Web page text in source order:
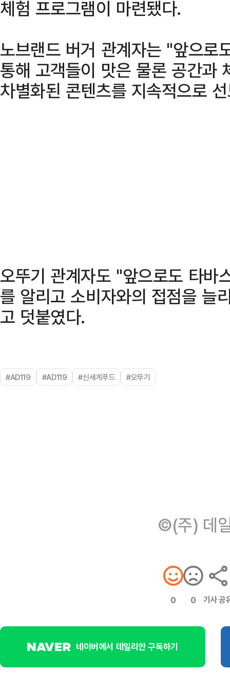
체험 프로그램이 마련됐다.
노브랜드 버거 관계자는 "앞으로
통해 고객들이 맛은 물론 공간과
차별화된 콘텐츠를 지속적으로
오뚜기 관계자도 "앞으로도 타바
를 알리고 소비자와의 접점을 늘
고 덧붙였다.
#AD119 #AD119 #신세계푸드 #오뚜기
©(주) 데
0 0 기사 공
네이버에서 데일리안 구독하기